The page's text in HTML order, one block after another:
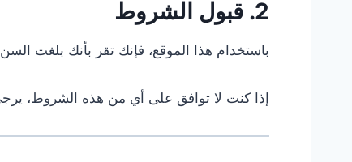
2. قبول الشروط
باستخدام هذا الموقع، فإنك تقر بأنك بلغت
إذا كنت لا توافق على أي من هذه الشروط،